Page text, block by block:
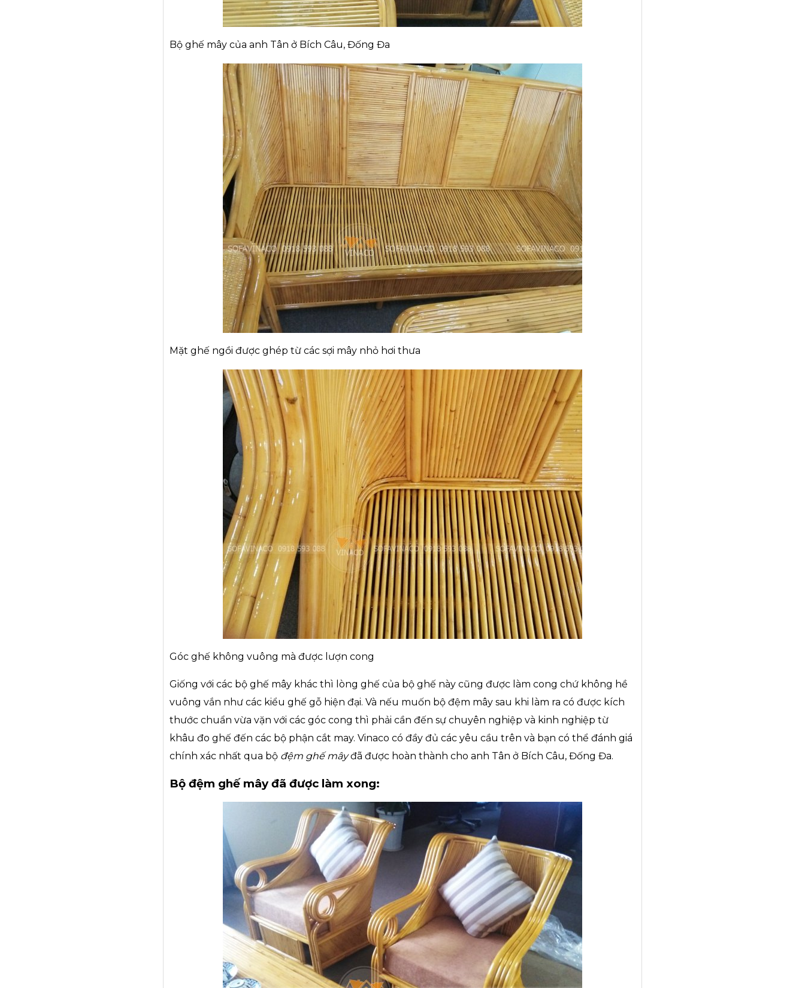
Bộ ghế mây của anh Tân ở Bích Câu, Đống Đa
Mặt ghế ngồi được ghép từ các sợi mây nhỏ hơi thưa
Góc ghế không vuông mà được lượn cong
Giống với các bộ ghế mây khác thì lòng ghế của bộ ghế này cũng được làm cong chứ không hề
vuông vắn như các kiểu ghế gỗ hiện đại. Và nếu muốn bộ đệm mây sau khi làm ra có được kích
thước chuẩn vừa vặn với các góc cong thì phải cần đến sự chuyên nghiệp và kinh nghiệp từ
khâu đo ghế đến các bộ phận cắt may. Vinaco có đầy đủ các yêu cầu trên và bạn có thể đánh giá
chính xác nhất qua bộ đệm ghế mâyđã được hoàn thành cho anh Tân ở Bích Câu, Đống Đa.
Bộ đệm ghế mây đã được làm xong: